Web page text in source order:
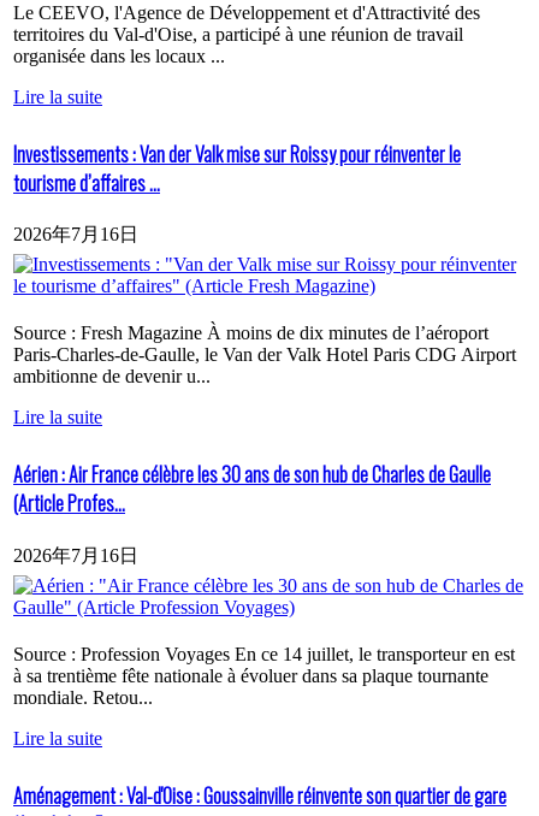
Le CEEVO, l'Agence de Développement et d'Attractivité des
territoires du Val-d'Oise, a participé à une réunion de travail
organisée dans les locaux ...
Lire la suite
Investissements : Van der Valk mise sur Roissy pour réinventer le
tourisme d’affaires ...
2026年7月16日
Source : Fresh Magazine À moins de dix minutes de l’aéroport
Paris-Charles-de-Gaulle, le Van der Valk Hotel Paris CDG Airport
ambitionne de devenir u...
Lire la suite
Aérien : Air France célèbre les 30 ans de son hub de Charles de Gaulle
(Article Profes...
2026年7月16日
Source : Profession Voyages En ce 14 juillet, le transporteur en est
à sa trentième fête nationale à évoluer dans sa plaque tournante
mondiale. Retou...
Lire la suite
Aménagement : Val-d'Oise : Goussainville réinvente son quartier de gare